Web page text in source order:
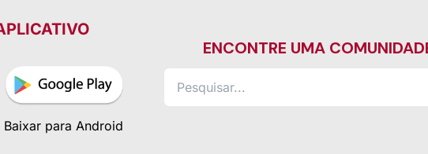
Baixar para Android
ENCONTRE UMA